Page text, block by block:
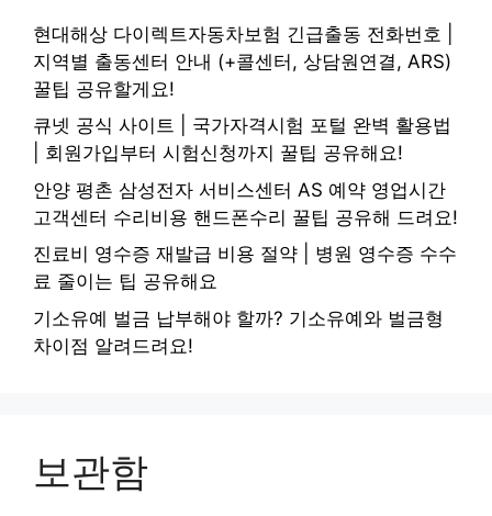
현대해상 다이렉트자동차보험 긴급출동 전화번호 |
지역별 출동센터 안내 (+콜센터, 상담원연결, ARS)
꿀팁 공유할게요!
큐넷 공식 사이트 | 국가자격시험 포털 완벽 활용법
| 회원가입부터 시험신청까지 꿀팁 공유해요!
안양 평촌 삼성전자 서비스센터 AS 예약 영업시간
고객센터 수리비용 핸드폰수리 꿀팁 공유해 드려요!
진료비 영수증 재발급 비용 절약 | 병원 영수증 수수
료 줄이는 팁 공유해요
기소유예 벌금 납부해야 할까? 기소유예와 벌금형
차이점 알려드려요!
보관함